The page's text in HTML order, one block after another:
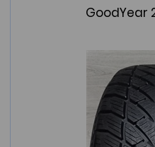
GoodYear